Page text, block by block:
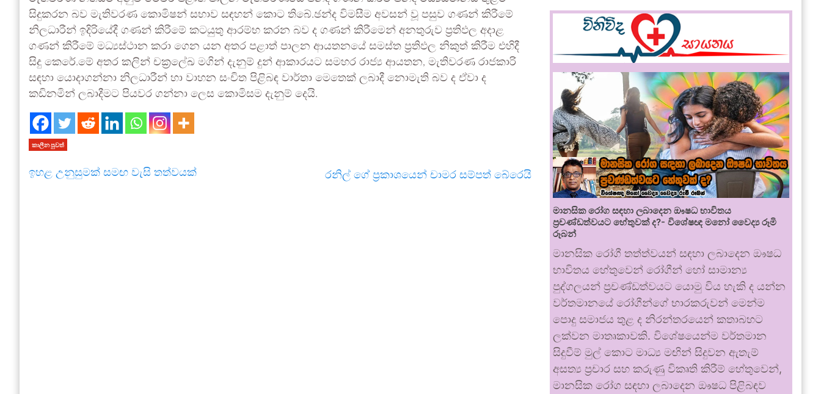
සිදුකරන බව මැතිවරණ කොමිෂන් සභාව සඳහන් කොට තිබේ.ඡන්ද විමසීම අවසන් වූ පසුව ගණන් කිරීමේ
නිලධාරීන් ඉදිරියේදී ගණන් කිරීමේ කටයුතු ආරම්භ කරන බව ද ගණන් කිරීමෙන් අනතුරුව ප්‍රතිඵල අදාළ
ගණන් කිරීමේ මධ්‍යස්ථාන කරා ගෙන යන අතර පළාත් පාලන ආයතනයේ සමස්ත ප්‍රතිඵල නිකුත් කිරීම එහිදී
සිදු කෙරේ.මේ අතර කලින් චක්‍රලේඛ මගින් දැනුම් දුන් ආකාරයට සමහර රාජ්‍ය ආයතන, මැතිවරණ රාජකාරි
සඳහා යොදාගන්නා නිලධාරීන් හා වාහන සංචිත පිළිබඳ වාර්තා මෙතෙක් ලබාදී නොමැති බව ද ඒවා ද
කඩිනමින් ලබාදීමට පියවර ගන්නා ලෙස කොමිසම දැනුම් දෙයි.
කාලීන පුවත්
ඉහළ උනුසුමක් සමඟ වැසි තත්වයක් රනිල් ගේ ප්‍රකාශයෙන් චාමර සම්පත් බේරෙයි
මානසික රෝග සඳහා ලබාදෙන ඖෂධ භාවිතය
ප්‍රචණ්ඩත්වයට හේතුවක් ද?- විශේෂඥ මනෝ වෛද්‍ය රූමි
රූබන්
මානසික රෝගී තත්ත්වයන් සඳහා ලබාදෙන ඖෂධ
භාවිතය හේතුවෙන් රෝගීන් හෝ සාමාන්‍ය
පුද්ගලයන් ප්‍රචණ්ඩත්වයට යොමු විය හැකි ද යන්න
වර්තමානයේ රෝගීන්ගේ භාරකරුවන් මෙන්ම
පොදු සමාජය තුළ ද නිරන්තරයෙන් කතාබහට
ලක්වන මාතෘකාවකි. විශේෂයෙන්ම වර්තමාන
සිදුවීම් මුල් කොට මාධ්‍ය මඟින් සිදුවන ඇතැම්
අසත්‍ය ප්‍රචාර සහ කරුණු විකෘති කිරීම් හේතුවෙන්,
මානසික රෝග සඳහා ලබාදෙන ඖෂධ පිළිබඳව